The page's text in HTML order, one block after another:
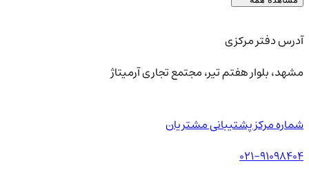
آدرس دفتر مرکزی
مشهد، بلوار هفتم تیر، مجتمع تجاری آرمیتاژ
شماره مرکز پشتیبانی مشتریان
021-91098404